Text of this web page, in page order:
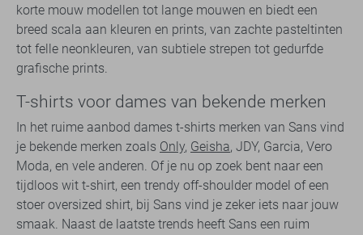
korte mouw modellen tot lange mouwen en biedt een
breed scala aan kleuren en prints, van zachte pasteltinten
tot felle neonkleuren, van subtiele strepen tot gedurfde
grafische prints.
T-shirts voor dames van bekende merken
In het ruime aanbod dames t-shirts merken van Sans vind
je bekende merken zoals Only, Geisha, JDY, Garcia, Vero
Moda, en vele anderen. Of je nu op zoek bent naar een
tijdloos wit t-shirt, een trendy off-shoulder model of een
stoer oversized shirt, bij Sans vind je zeker iets naar jouw
smaak. Naast de laatste trends heeft Sans een ruim